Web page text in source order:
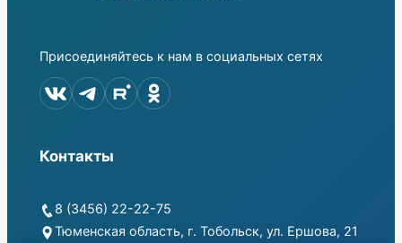
Присоединяйтесь к нам в социальных сетях
Контакты
8 (3456) 22-22-75
Тюменская область, г. Тобольск, ул. Ершова, 21